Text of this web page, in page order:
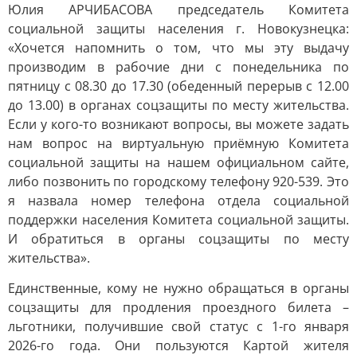
Юлия АРЧИБАСОВА председатель Комитета
социальной защиты населения г. Новокузнецка:
«Хочется напомнить о том, что мы эту выдачу
производим в рабочие дни с понедельника по
пятницу с 08.30 до 17.30 (обеденный перерыв с 12.00
до 13.00) в органах соцзащиты по месту жительства.
Если у кого-то возникают вопросы, вы можете задать
нам вопрос на виртуальную приёмную Комитета
социальной защиты на нашем официальном сайте,
либо позвонить по городскому телефону 920-539. Это
я назвала номер телефона отдела социальной
поддержки населения Комитета социальной защиты.
И обратиться в органы соцзащиты по месту
жительства».
Единственные, кому не нужно обращаться в органы
соцзащиты для продления проездного билета –
льготники, получившие свой статус с 1-го января
2026-го года. Они пользуются Картой жителя